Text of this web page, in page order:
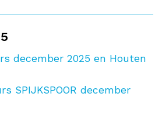
december 2025 en Houten
SPIJKSPOOR december